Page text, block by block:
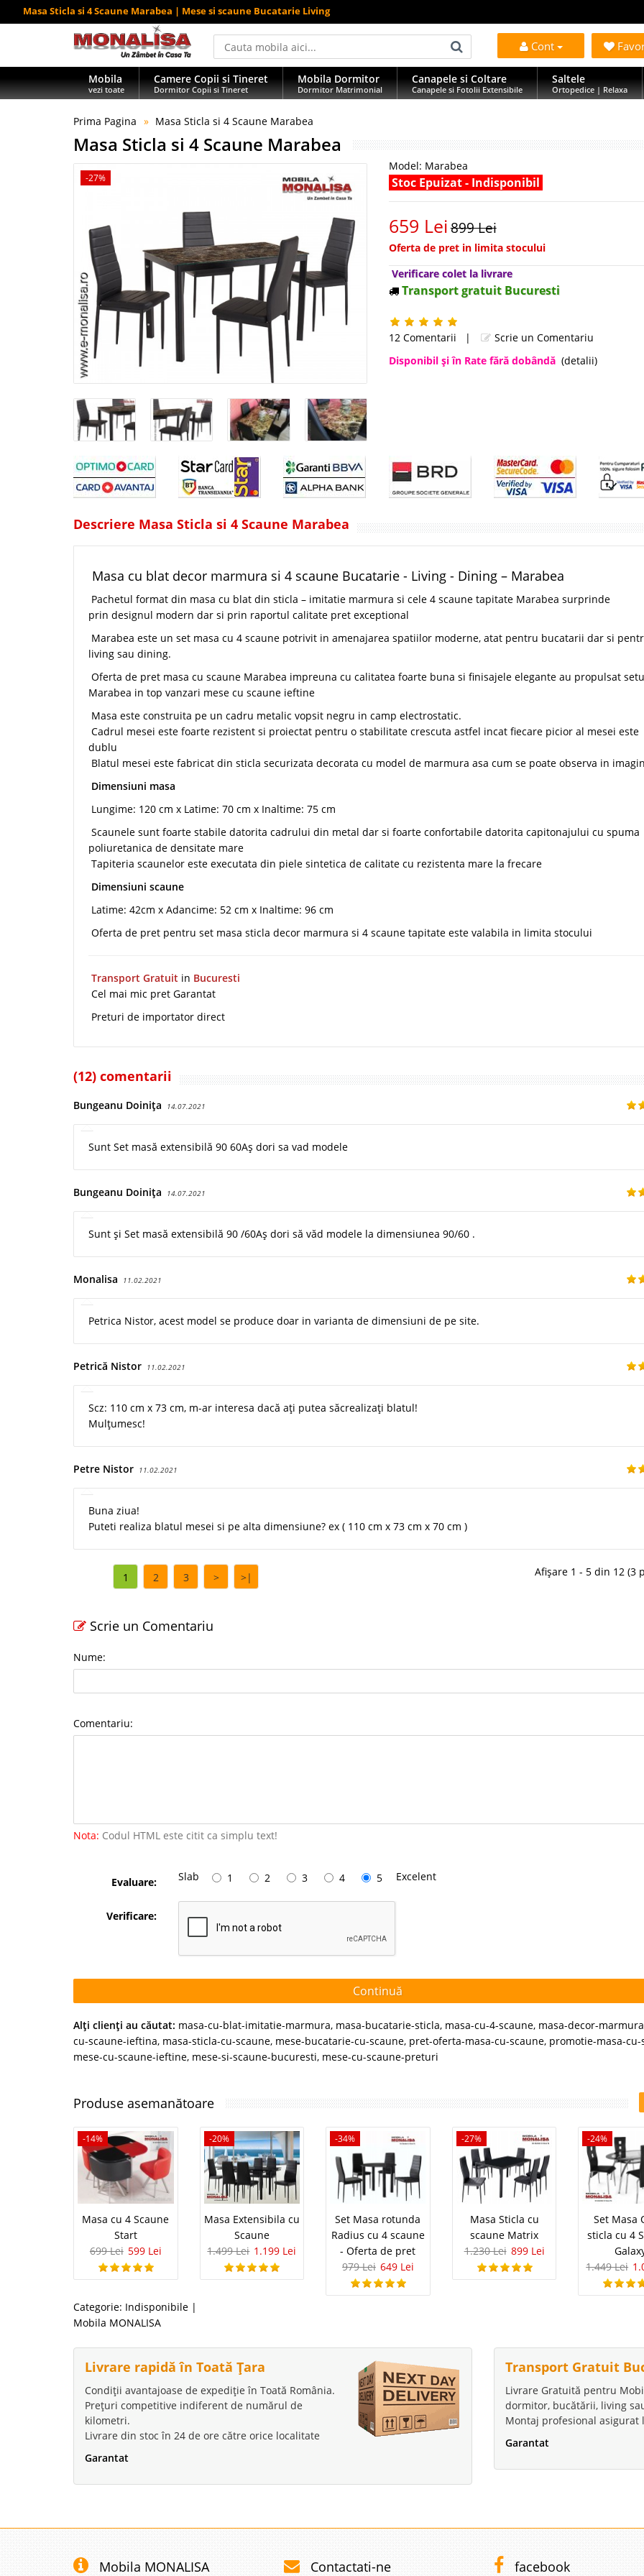
Masa Sticla si 4 Scaune Marabea | Mese si scaune Bucatarie Living
Cont
Mobila
vezi toate
Camere Copii si Tineret
Dormitor Copii si Tineret
Mobila Dormitor
Dormitor Matrimonial
Canapele si Coltare
Canapele si Fotolii Extensibile
Saltele
Ortopedice | Relaxa
Prima Pagina Masa Sticla si 4 Scaune Marabea
Masa Sticla si 4 Scaune Marabea
-27%
Model: Marabea
Stoc Epuizat - Indisponibil
659 Lei899 Lei
Oferta de pret in limita stocului
Verificare colet la livrare
Transport gratuit Bucuresti
12 Comentarii |
Scrie un Comentariu
Disponibil şi în Rate fără dobândă (detalii)
Descriere Masa Sticla si 4 Scaune Marabea
Masa cu blat decor marmura si 4 scaune Bucatarie - Living - Dining – Marabea
Pachetul format din masa cu blat din sticla – imitatie marmura si cele 4 scaune tapitate Marabea surprinde
prin designul modern dar si prin raportul calitate pret exceptional
Marabea este un set masa cu 4 scaune potrivit in amenajarea spatiilor moderne, atat pentru bucatarii dar si
living sau dining.
Oferta de pret masa cu scaune Marabea impreuna cu calitatea foarte buna si finisajele elegante au propulsat
Marabea in top vanzari mese cu scaune ieftine
Masa este construita pe un cadru metalic vopsit negru in camp electrostatic.
Cadrul mesei este foarte rezistent si proiectat pentru o stabilitate crescuta astfel incat fiecare picior al mesei este
dublu
Blatul mesei este fabricat din sticla securizata decorata cu model de marmura asa cum se poate observa in
Dimensiuni masa
Lungime: 120 cm x Latime: 70 cm x Inaltime: 75 cm
Scaunele sunt foarte stabile datorita cadrului din metal dar si foarte confortabile datorita capitonajului cu spuma
poliuretanica de densitate mare
Tapiteria scaunelor este executata din piele sintetica de calitate cu rezistenta mare la frecare
Dimensiuni scaune
Latime: 42cm x Adancime: 52 cm x Inaltime: 96 cm
Oferta de pret pentru set masa sticla decor marmura si 4 scaune tapitate este valabila in limita stocului
Transport Gratuit in Bucuresti
Cel mai mic pret Garantat
Preturi de importator direct
(12) comentarii
Bungeanu Doinița 14.07.2021
Sunt Set masă extensibilă 90 60Aș dori sa vad modele
Bungeanu Doinița 14.07.2021
Sunt și Set masă extensibilă 90 /60Aș dori să văd modele la dimensiunea 90/60 .
Monalisa 11.02.2021
Petrica Nistor, acest model se produce doar in varianta de dimensiuni de pe site.
Petrică Nistor 11.02.2021
Scz: 110 cm x 73 cm, m-ar interesa dacă ați putea săcrealizați blatul!
Mulțumesc!
Petre Nistor 11.02.2021
Buna ziua!
Puteti realiza blatul mesei si pe alta dimensiune? ex ( 110 cm x 73 cm x 70 cm )
1 2 3 > >| Afișare 1 - 5 din 12 (3
Scrie un Comentariu
Nume:
Comentariu:
Nota: Codul HTML este citit ca simplu text!
Evaluare: Slab 1 2 3 4 5 Excelent
Verificare:
Continuă
Alţi clienţi au căutat: masa-cu-blat-imitatie-marmura, masa-bucatarie-sticla, masa-cu-4-scaune, masa-decor-marmura
cu-scaune-ieftina, masa-sticla-cu-scaune, mese-bucatarie-cu-scaune, pret-oferta-masa-cu-scaune, promotie-masa-cu-
mese-cu-scaune-ieftine, mese-si-scaune-bucuresti, mese-cu-scaune-preturi
Produse asemanătoare
-14%
Masa cu 4 Scaune
Start
699 Lei 599 Lei
-20%
Masa Extensibila cu
Scaune
1.499 Lei 1.199 Lei
-34%
Set Masa rotunda
Radius cu 4 scaune
- Oferta de pret
979 Lei 649 Lei
-27%
Masa Sticla cu
scaune Matrix
1.230 Lei 899 Lei
-24%
Set Masa
sticla cu 4
1.449 Lei
Categorie: Indisponibile |
Mobila MONALISA
Livrare rapidă în Toată Țara
Condiții avantajoase de expediție în Toată România.
Prețuri competitive indiferent de numărul de
kilometri.
Livrare din stoc în 24 de ore către orice localitate
Garantat
Transport Gratuit
Livrare Gratuită pentru
dormitor, bucătării, living
Montaj profesional asigurat
Garantat
Mobila MONALISA Contactati-ne facebook